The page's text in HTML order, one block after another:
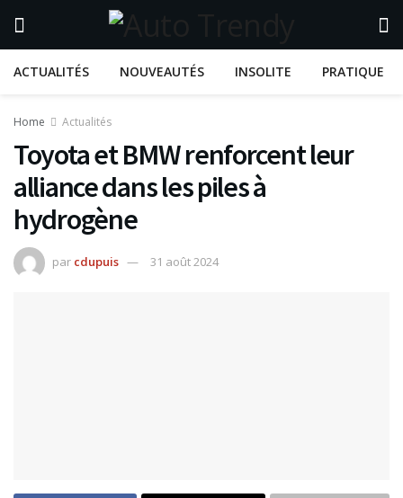
ACTUALITÉS NOUVEAUTÉS INSOLITE PRATIQUE
Home Actualités
Toyota et BMW renforcent leur
alliance dans les piles à
hydrogène
par cdupuis 31 août 2024